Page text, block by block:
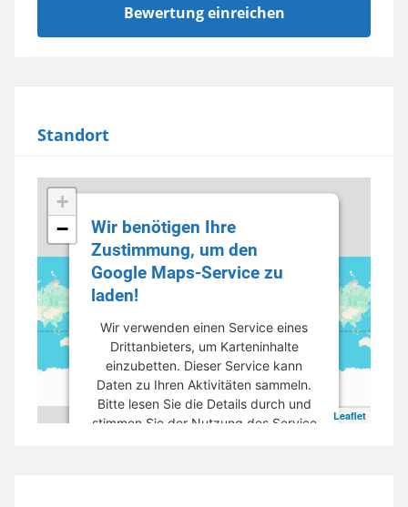
Standort
+
−
Leaflet
Wir benötigen Ihre
Zustimmung, um den
Google Maps-Service zu
laden!
Wir verwenden einen Service eines
Drittanbieters, um Karteninhalte
einzubetten. Dieser Service kann
Daten zu Ihren Aktivitäten sammeln.
Bitte lesen Sie die Details durch und
stimmen Sie der Nutzung des Service